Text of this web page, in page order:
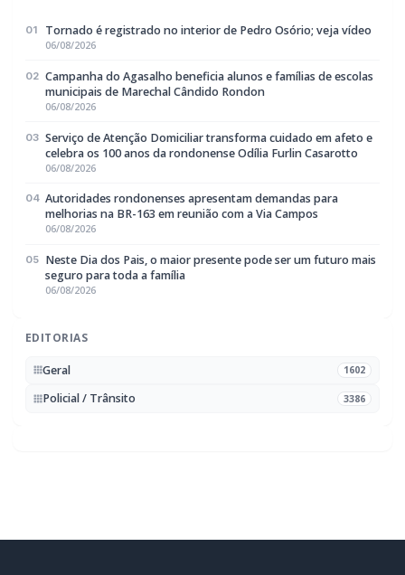
01 Tornado é registrado no interior de Pedro Osório; veja vídeo
06/08/2026
02 Campanha do Agasalho beneficia alunos e famílias de escolas
municipais de Marechal Cândido Rondon
06/08/2026
03 Serviço de Atenção Domiciliar transforma cuidado em afeto e
celebra os 100 anos da rondonense Odília Furlin Casarotto
06/08/2026
04 Autoridades rondonenses apresentam demandas para
melhorias na BR-163 em reunião com a Via Campos
06/08/2026
05 Neste Dia dos Pais, o maior presente pode ser um futuro mais
seguro para toda a família
06/08/2026
EDITORIAS
Geral 1602
Policial / Trânsito 3386